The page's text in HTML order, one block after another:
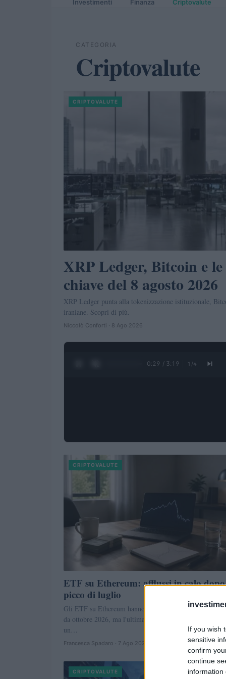
If you wish
sensitive
confirm
continue
information
Investimenti Finanza Criptovalute
CATEGORIA
Criptovalute
CRIPTOVALUTE
XRP Ledger, Bitcoin e
chiave del 8 agosto 2026
XRP Ledger punta alla tokenizzazione istituzionale,
iraniane. Scopri di più.
Niccolò Conforti · 8 Ago 2026
0:31 / 3:19 1 /4
CRIPTOVALUTE
ETF su Ethereum: afflussi in calo
picco di luglio
Gli ETF su Ethereum hanno registrato il loro mese più
da ottobre 2026, ma l'ultima settimana di luglio ha visto
un…
Francesca Spadaro · 7 Ago 2026
CRIPTOVALUTE